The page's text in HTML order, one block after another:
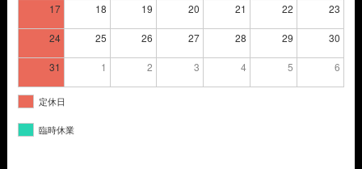
17 18 19 20 21 22 23
24 25 26 27 28 29 30
31 1 2 3 4 5 6
定休日
臨時休業